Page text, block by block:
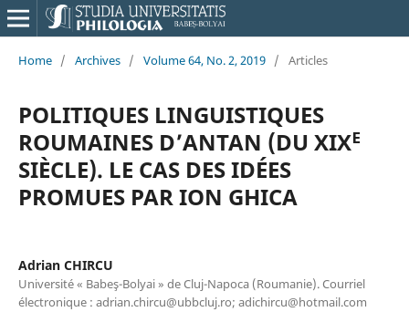
Home / Archives / Volume 64, No. 2, 2019 / Articles
POLITIQUES LINGUISTIQUES
ROUMAINES D’ANTAN (DU XIXᴱ
SIÈCLE). LE CAS DES IDÉES
PROMUES PAR ION GHICA
Adrian CHIRCU
Université « Babeş-Bolyai » de Cluj-Napoca (Roumanie). Courriel
électronique : adrian.chircu@ubbcluj.ro; adichircu@hotmail.com